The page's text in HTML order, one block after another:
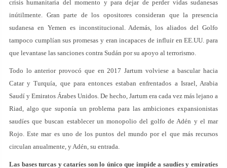
crisis humanitaria del momento y para dejar de perder vidas sudanesas
inútilmente. Gran parte de los opositores consideran que la presencia
sudanesa en Yemen es inconstitucional. Además, los aliados del Golfo
tampoco cumplían sus promesas y eran incapaces de influir en EE.UU. para
que levantase las sanciones contra Sudán por su apoyo al terrorismo.
Todo lo anterior provocó que en 2017 Jartum volviese a bascular hacia
Catar y Turquía, que para entonces estaban enfrentados a Israel, Arabia
Saudí y Emiratos Árabes Unidos. De hecho, Jartum era cada vez más lejano a
Riad, algo que suponía un problema para las ambiciones expansionistas
saudíes que buscan establecer un monopolio del golfo de Adén y el mar
Rojo. Este mar es uno de los puntos del mundo por el que más recursos
circulan anualmente, y Adén, su entrada.
Las bases turcas y cataríes son lo único que impide a saudíes y emiratíes